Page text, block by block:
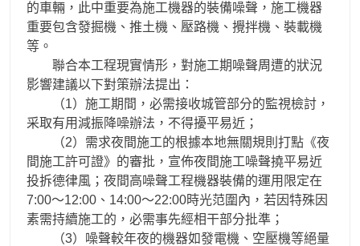
的車輛，此中重要為施工機器的裝備噪聲，施工機器
重要包含發掘機、推土機、壓路機、攪拌機、裝載機
等。
聯合本工程現實情形，對施工期噪聲周遭的狀況
影響建議以下對策辦法提出：
（1）施工期間，必需接收城管部分的監視檢討，
采取有用減振降噪辦法，不得擾平易近；
（2）需求夜間施工的根據本地無關規則打點《夜
間施工許可證》的審批，宣佈夜間施工噪聲撓平易近
投拆德律風；夜間高噪聲工程機器裝備的運用限定在
7:00～12:00、14:00～22:00時光范圍內，若因特殊因
素需持續施工的，必需事先經相干部分批準；
（3）噪聲較年夜的機器如發電機、空壓機等絕量